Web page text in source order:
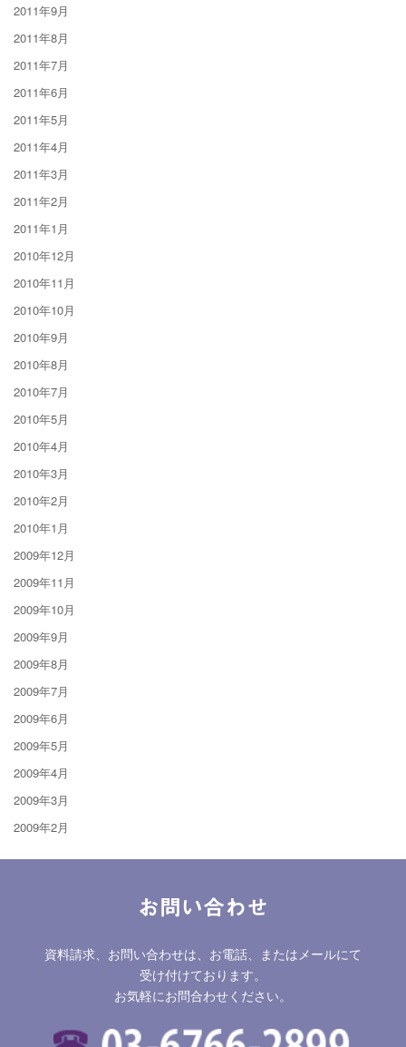
2011年9月
2011年8月
2011年7月
2011年6月
2011年5月
2011年4月
2011年3月
2011年2月
2011年1月
2010年12月
2010年11月
2010年10月
2010年9月
2010年8月
2010年7月
2010年5月
2010年4月
2010年3月
2010年2月
2010年1月
2009年12月
2009年11月
2009年10月
2009年9月
2009年8月
2009年7月
2009年6月
2009年5月
2009年4月
2009年3月
2009年2月
お問い合わせ
資料請求、お問い合わせは、お電話、またはメールにて
受け付けております。
お気軽にお問合わせください。